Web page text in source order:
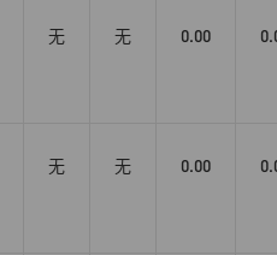
无 无 0.00
无 无 0.00